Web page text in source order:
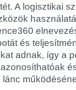
A logisztikai
és
adnak, így a